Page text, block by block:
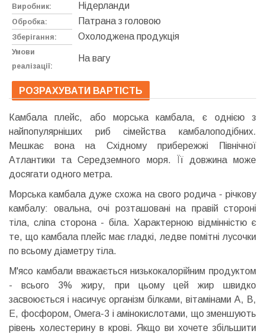
Виробник: Нідерланди
Обробка: Патрана з головою
Зберігання: Охолоджена продукція
Умови
реалізації:
На вагу
РОЗРАХУВАТИ ВАРТІСТЬ
Камбала плейс, або морська камбала, є однією з
найпопулярніших риб сімейства камбалоподібних.
Мешкає вона на Східному прибережжі Північної
Атлантики та Середземного моря. Її довжина може
досягати одного метра.
Морська камбала дуже схожа на свого родича - річкову
камбалу: овальна, очі розташовані на правій стороні
тіла, сліпа сторона - біла. Характерною відмінністю є
те, що камбала плейс має гладкі, ледве помітні лусочки
по всьому діаметру тіла.
М'ясо камбали вважається низькокалорійним продуктом
- всього 3% жиру, при цьому цей жир швидко
засвоюється і насичує організм білками, вітамінами А, В,
Е, фосфором, Омега-3 і амінокислотами, що зменшують
рівень холестерину в крові. Якщо ви хочете збільшити